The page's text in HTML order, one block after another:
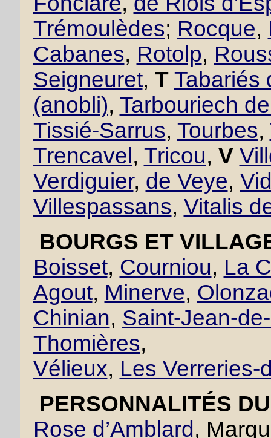
Trémoulèdes; Rocque,
Cabanes, Rotolp,
Seigneuret, T Tabariés
(anobli), Tarbouriech
Tissié-Sarrus, Tourbes,
Trencavel , Tricou, V
Verdiguier, de Veye,
Villespassans, Vitalis
BOURGS ET
Boisset, Courniou, La
Agout, Minerve,
Chinian, Saint-Jean-
Thomières,
Vélieux, Les Verreries-
PERSONNALITÉS
Rose d’Amblard ,